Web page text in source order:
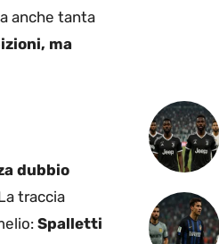
anche tanta
ma
dubbio
traccia
Spalletti